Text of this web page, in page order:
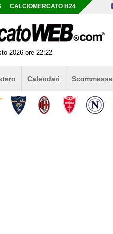
CALCIOMERCATO H24
2026 ore 22:22
Calendari Scommesse